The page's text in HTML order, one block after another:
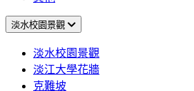
淡水校園景觀
淡水校園景觀
淡江大學花牆
克難坡